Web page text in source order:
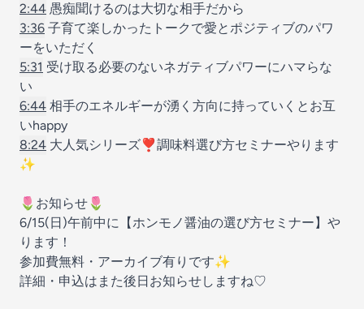
2:44 愚痴聞けるのは大切な相手だから
3:36 子育て楽しかったトークで愛とポジティブのパワ
ーをいただく
5:31 受け取る必要のないネガティブパワーにハマらな
い
6:44 相手のエネルギーが湧く方向に持っていくとお互
いhappy
8:24 大人気シリーズ❣️調味料選び方セミナーやります
✨
🌷お知らせ🌷
6/15(日)午前中に【ホンモノ醤油の選び方セミナー】や
ります！
参加費無料・アーカイブ有りです✨
詳細・申込はまた後日お知らせしますね♡